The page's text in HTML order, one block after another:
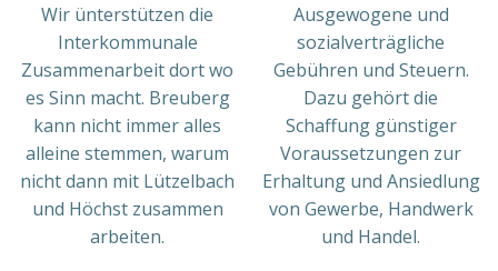
Wir ünterstützen die
Interkommunale
Zusammenarbeit dort wo
es Sinn macht. Breuberg
kann nicht immer alles
alleine stemmen, warum
nicht dann mit Lützelbach
und Höchst zusammen
arbeiten.
Ausgewogene und
sozialverträgliche
Gebühren und Steuern.
Dazu gehört die
Schaffung günstiger
Voraussetzungen zur
Erhaltung und Ansiedlung
von Gewerbe, Handwerk
und Handel.